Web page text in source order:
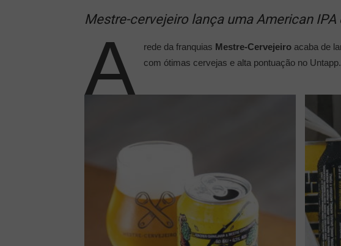
Mestre-cervejeiro lança uma American
A rede da franquias Mestre-Cervejeiroacaba de
com ótimas cervejas e alta pontuação no